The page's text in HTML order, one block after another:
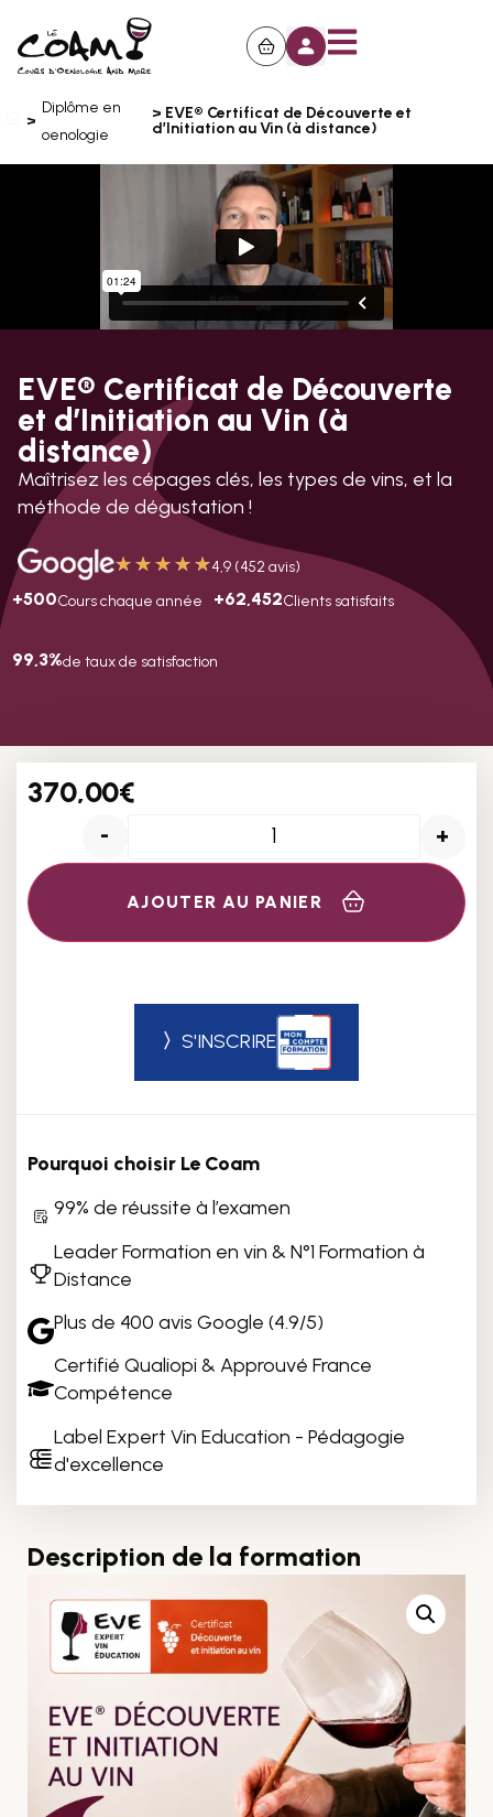
>
Diplôme en
oenologie
> EVE® Certificat de Découverte et
d’Initiation au Vin (à distance)
EVE® Certificat de Découverte
et d’Initiation au Vin (à
distance)
Maîtrisez les cépages clés, les types de vins, et la
méthode de dégustation !
★ ★ ★ ★ ★4,9 (452 avis)
+500Cours chaque année +62,452Clients satisfaits
99,3%de taux de satisfaction
Description de la formation
370,00€
- +
AJOUTER AU PANIER
〉 S'INSCRIRE
Pourquoi choisir Le Coam
99% de réussite à l’examen
Leader Formation en vin & N°1 Formation à
Distance
Plus de 400 avis Google (4.9/5)
Certifié Qualiopi & Approuvé France
Compétence
Label Expert Vin Education - Pédagogie
d'excellence